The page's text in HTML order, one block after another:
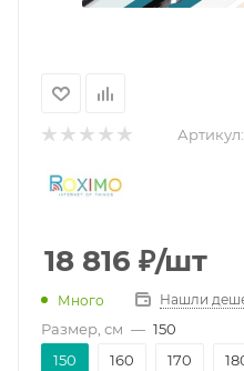
Артикул:
18 816 ₽/шт
Много Нашли
Размер, см — 150
150
160 170